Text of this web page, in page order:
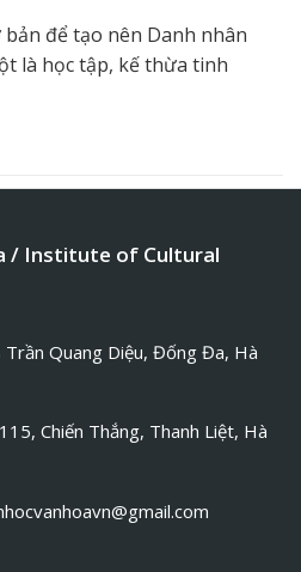
để tạo nên Danh nhân
là học tập, kế thừa tinh
/ Institute of Cultural
Quang Diệu, Đống Đa, Hà
Chiến Thắng, Thanh Liệt, Hà